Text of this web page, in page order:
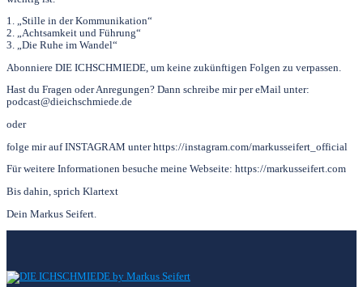
1. „Stille in der Kommunikation“
2. „Achtsamkeit und Führung“
3. „Die Ruhe im Wandel“
Abonniere DIE ICHSCHMIEDE, um keine zukünftigen Folgen zu verpassen.
Hast du Fragen oder Anregungen? Dann schreibe mir per eMail unter:
podcast@dieichschmiede.de
oder
folge mir auf INSTAGRAM unter https://instagram.com/markusseifert_official
Für weitere Informationen besuche meine Webseite: https://markusseifert.com
Bis dahin, sprich Klartext
Dein Markus Seifert.